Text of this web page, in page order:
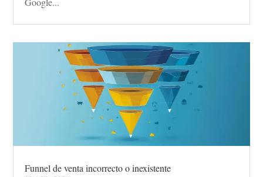
Funnel de venta incorrecto o inexistente